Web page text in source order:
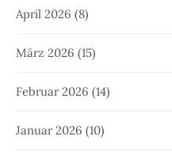
April 2026 (8)
März 2026 (15)
Februar 2026 (14)
Januar 2026 (10)